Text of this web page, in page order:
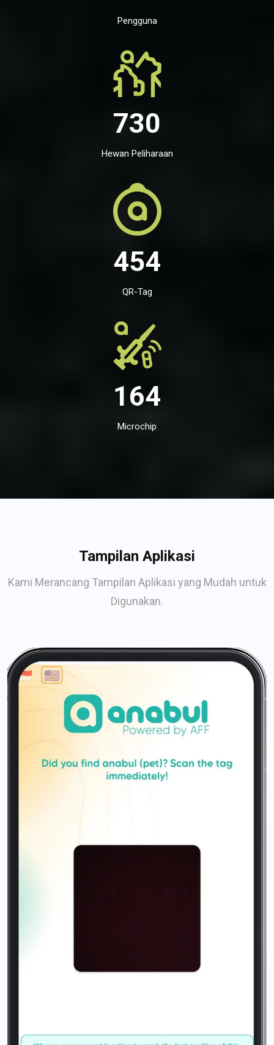
Pengguna
730
Hewan Peliharaan
454
QR-Tag
164
Microchip
Tampilan Aplikasi
Kami Merancang Tampilan Aplikasi yang Mudah untuk
Digunakan.